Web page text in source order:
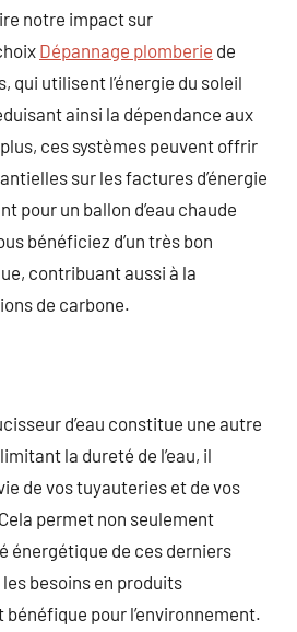
notre impact sur
Dépannage plomberie de
qui utilisent l’énergie du soleil
ainsi la dépendance aux
ces systèmes peuvent offrir
sur les factures d’énergie
pour un ballon d’eau chaude
bénéficiez d’un très bon
contribuant aussi à la
de carbone.
d’eau constitue une autre
la dureté de l’eau, il
de vos tuyauteries et de vos
permet non seulement
énergétique de ces derniers
besoins en produits
pour l’environnement.